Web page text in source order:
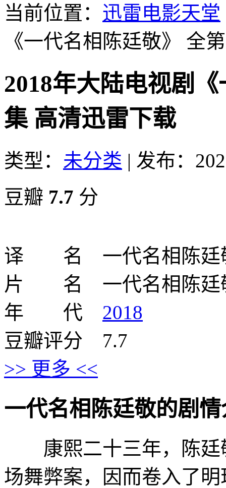
当前位置： 迅雷电影天堂
《一代名相陈廷敬》 全
2018年大陆电视剧
集 高清迅雷下载
类型： 未分类 | 发布：
豆瓣 7.7 分
译 名 一代名相陈廷
片 名 一代名相陈廷
年 代 2018
豆瓣评分 7.7
>> 更多 <<
一代名相陈廷敬的剧情
康熙二十三年，陈廷
场舞弊案，因而卷入了